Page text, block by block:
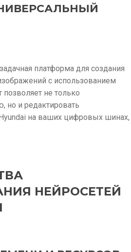
платформа для создания
с использованием
позволяет не только
но и редактировать
на ваших цифровых шинах,
НЕЙРОСЕТЕЙ